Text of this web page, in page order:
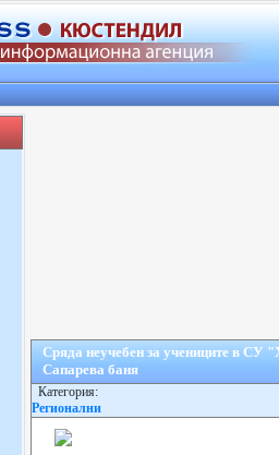
Сряда неучебен за учениците в СУ
Сапарева баня
Категория:
Регионални